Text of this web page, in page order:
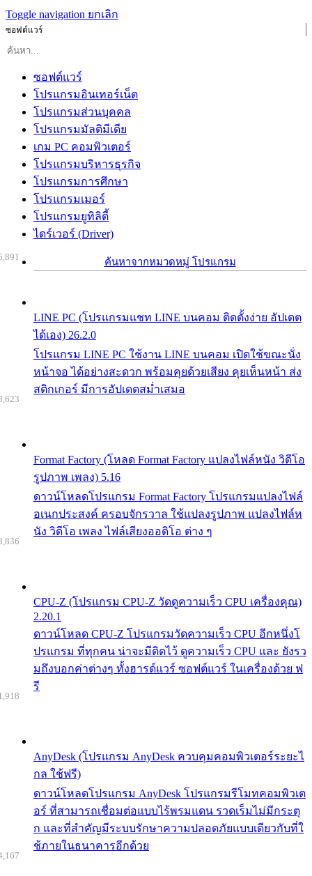
Toggle navigation ยกเลิก
ซอฟต์แวร์
ซอฟต์แวร์
โปรแกรมอินเทอร์เน็ต
โปรแกรมส่วนบุคคล
โปรแกรมมัลติมีเดีย
เกม PC คอมพิวเตอร์
โปรแกรมบริหารธุรกิจ
โปรแกรมการศึกษา
โปรแกรมเมอร์
โปรแกรมยูทิลิตี้
ไดร์เวอร์ (Driver)
ค้นหาจากหมวดหมู่ โปรแกรม
LINE PC (โปรแกรมแชท LINE บนคอม ติดตั้งง่าย อัปเดต
ได้เอง) 26.2.0
โปรแกรม LINE PC ใช้งาน LINE บนคอม เปิดใช้ขณะนั่ง
หน้าจอ ได้อย่างสะดวก พร้อมคุยด้วยเสียง คุยเห็นหน้า ส่ง
สติกเกอร์ มีการอัปเดตสม่ำเสมอ
Format Factory (โหลด Format Factory แปลงไฟล์หนัง วิดีโอ
รูปภาพ เพลง) 5.16
ดาวน์โหลดโปรแกรม Format Factory โปรแกรมแปลงไฟล์
อเนกประสงค์ ครอบจักรวาล ใช้แปลงรูปภาพ แปลงไฟล์ห
นัง วิดีโอ เพลง ไฟล์เสียงออดิโอ ต่าง ๆ
CPU-Z (โปรแกรม CPU-Z วัดดูความเร็ว CPU เครื่องคุณ)
2.20.1
ดาวน์โหลด CPU-Z โปรแกรมวัดความเร็ว CPU อีกหนึ่งโ
ปรแกรม ที่ทุกคน น่าจะมีติดไว้ ดูความเร็ว CPU และ ยังรว
มถึงบอกค่าต่างๆ ทั้งฮารด์แวร์ ซอฟต์แวร์ ในเครื่องด้วย ฟ
รี
AnyDesk (โปรแกรม AnyDesk ควบคุมคอมพิวเตอร์ระยะไ
กล ใช้ฟรี)
ดาวน์โหลดโปรแกรม AnyDesk โปรแกรมรีโมทคอมพิวเต
อร์ ที่สามารถเชื่อมต่อแบบไร้พรมแดน รวดเร็มไม่มีกระตุ
ก และที่สำคัญมีระบบรักษาความปลอดภัยแบบเดียวกับที่ใ
ช้ภายในธนาคารอีกด้วย